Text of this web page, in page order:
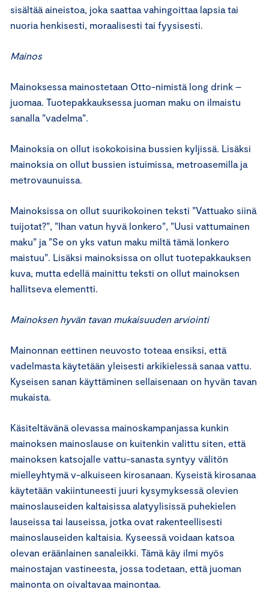
sisältää aineistoa, joka saattaa vahingoittaa lapsia tai
nuoria henkisesti, moraalisesti tai fyysisesti.
Mainos
Mainoksessa mainostetaan Otto-nimistä long drink –
juomaa. Tuotepakkauksessa juoman maku on ilmaistu
sanalla ”vadelma”.
Mainoksia on ollut isokokoisina bussien kyljissä. Lisäksi
mainoksia on ollut bussien istuimissa, metroasemilla ja
metrovaunuissa.
Mainoksissa on ollut suurikokoinen teksti ”Vattuako siinä
tuijotat?”, ”Ihan vatun hyvä lonkero”, ”Uusi vattumainen
maku” ja ”Se on yks vatun maku miltä tämä lonkero
maistuu”. Lisäksi mainoksissa on ollut tuotepakkauksen
kuva, mutta edellä mainittu teksti on ollut mainoksen
hallitseva elementti.
Mainoksen hyvän tavan mukaisuuden arviointi
Mainonnan eettinen neuvosto toteaa ensiksi, että
vadelmasta käytetään yleisesti arkikielessä sanaa vattu.
Kyseisen sanan käyttäminen sellaisenaan on hyvän tavan
mukaista.
Käsiteltävänä olevassa mainoskampanjassa kunkin
mainoksen mainoslause on kuitenkin valittu siten, että
mainoksen katsojalle vattu-sanasta syntyy välitön
mielleyhtymä v-alkuiseen kirosanaan. Kyseistä kirosanaa
käytetään vakiintuneesti juuri kysymyksessä olevien
mainoslauseiden kaltaisissa alatyylisissä puhekielen
lauseissa tai lauseissa, jotka ovat rakenteellisesti
mainoslauseiden kaltaisia. Kyseessä voidaan katsoa
olevan eräänlainen sanaleikki. Tämä käy ilmi myös
mainostajan vastineesta, jossa todetaan, että juoman
mainonta on oivaltavaa mainontaa.